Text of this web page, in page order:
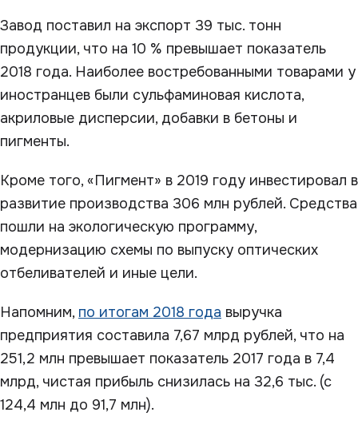
Завод поставил на экспорт 39 тыс. тонн
продукции, что на 10 % превышает показатель
2018 года. Наиболее востребованными товарами у
иностранцев были сульфаминовая кислота,
акриловые дисперсии, добавки в бетоны и
пигменты.
Кроме того, «Пигмент» в 2019 году инвестировал в
развитие производства 306 млн рублей. Средства
пошли на экологическую программу,
модернизацию схемы по выпуску оптических
отбеливателей и иные цели.
Напомним, по итогам 2018 года выручка
предприятия составила 7,67 млрд рублей, что на
251,2 млн превышает показатель 2017 года в 7,4
млрд, чистая прибыль снизилась на 32,6 тыс. (с
124,4 млн до 91,7 млн).